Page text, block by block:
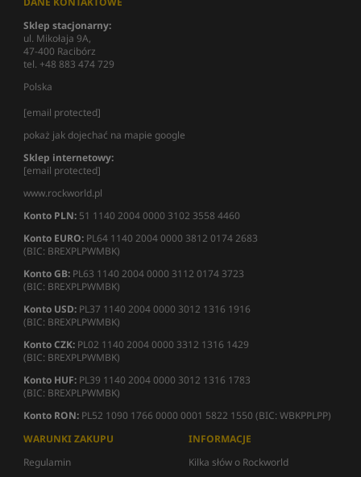
Sklep stacjonarny:
ul. Mikołaja 9A,
47-400 Racibórz
tel. +48 883 474 729
Polska
[email protected]
pokaż jak dojechać na mapie google
Sklep internetowy:
[email protected]
www.rockworld.pl
Konto PLN: 51 1140 2004 0000 3102 3558 4460
Konto EURO: PL64 1140 2004 0000 3812 0174 2683
(BIC: BREXPLPWMBK)
Konto GB: PL63 1140 2004 0000 3112 0174 3723
(BIC: BREXPLPWMBK)
Konto USD: PL37 1140 2004 0000 3012 1316 1916
(BIC: BREXPLPWMBK)
Konto CZK: PL02 1140 2004 0000 3312 1316 1429
(BIC: BREXPLPWMBK)
Konto HUF: PL39 1140 2004 0000 3012 1316 1783
(BIC: BREXPLPWMBK)
Konto RON: PL52 1090 1766 0000 0001 5822 1550 (BIC: WBKPPLPP)
WARUNKI ZAKUPU
Regulamin
INFORMACJE
Kilka słów o Rockworld